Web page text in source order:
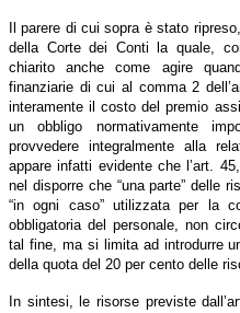
Il parere di cui sopra è stato
della Corte dei Conti la quale,
chiarito anche come agire
finanziarie di cui al comma 2
interamente il costo del premio
un obbligo normativamente
provvedere integralmente alla
appare infatti evidente che l’art.
nel disporre che “una parte” delle
“in ogni caso” utilizzata per la
obbligatoria del personale, non
tal fine, ma si limita ad introdurre
della quota del 20 per cento delle
In sintesi, le risorse previste